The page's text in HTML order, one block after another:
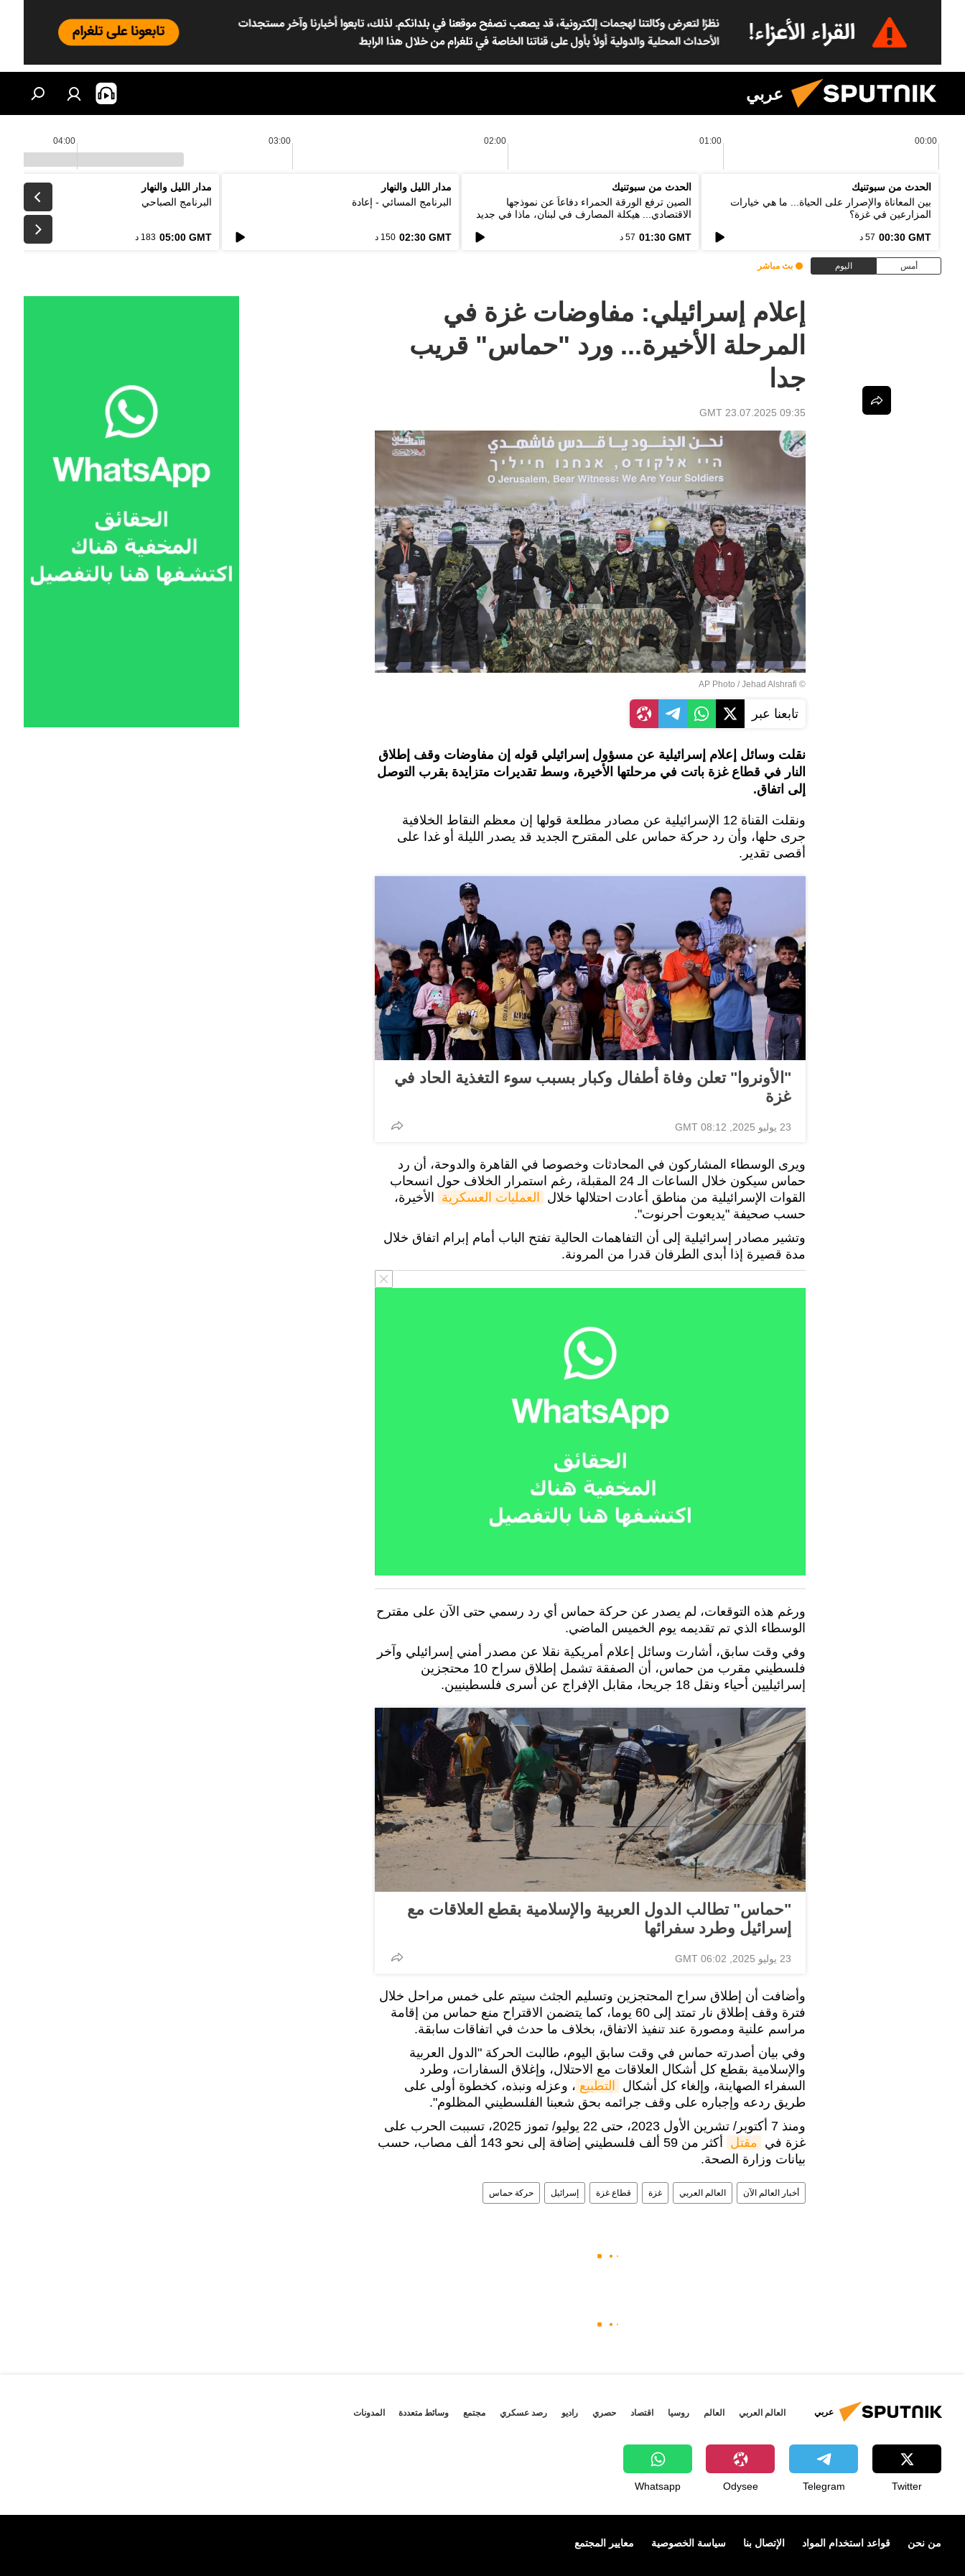
عربي
00:00
01:00
02:00
03:00
04:00
الحدث من سبوتنيك
بين المعاناة والإصرار على الحياة... ما هي خيارات
المزارعين في غزة؟
00:30 GMT 57 د
الحدث من سبوتنيك
الصين ترفع الورقة الحمراء دفاعاً عن نموذجها
الاقتصادي... هيكلة المصارف في لبنان، ماذا في جديد
01:30 GMT 57 د
مدار الليل والنهار
البرنامج المسائي - إعادة
02:30 GMT 150 د
مدار الليل والنهار
البرنامج الصباحي
05:00 GMT 183 د
أمس اليوم بث مباشر
إعلام إسرائيلي: مفاوضات غزة في
المرحلة الأخيرة... ورد "حماس" قريب
جدا
09:35 GMT 23.07.2025
© AP Photo / Jehad Alshrafi
تابعنا عبر
نقلت وسائل إعلام إسرائيلية عن مسؤول إسرائيلي قوله إن مفاوضات وقف إطلاق
النار في قطاع غزة باتت في مرحلتها الأخيرة، وسط تقديرات متزايدة بقرب التوصل
إلى اتفاق.
ونقلت القناة 12 الإسرائيلية عن مصادر مطلعة قولها إن معظم النقاط الخلافية
جرى حلها، وأن رد حركة حماس على المقترح الجديد قد يصدر الليلة أو غدا على
أقصى تقدير.
"الأونروا" تعلن وفاة أطفال وكبار بسبب سوء التغذية الحاد في
غزة
23 يوليو 2025, 08:12 GMT
ويرى الوسطاء المشاركون في المحادثات وخصوصا في القاهرة والدوحة، أن رد
حماس سيكون خلال الساعات الـ 24 المقبلة، رغم استمرار الخلاف حول انسحاب
القوات الإسرائيلية من مناطق أعادت احتلالها خلال
العمليات العسكرية
الأخيرة،
حسب صحيفة "يديعوت أحرنوت".
وتشير مصادر إسرائيلية إلى أن التفاهمات الحالية تفتح الباب أمام إبرام اتفاق خلال
مدة قصيرة إذا أبدى الطرفان قدرا من المرونة.
ورغم هذه التوقعات، لم يصدر عن حركة حماس أي رد رسمي حتى الآن على مقترح
الوسطاء الذي تم تقديمه يوم الخميس الماضي.
وفي وقت سابق، أشارت وسائل إعلام أمريكية نقلا عن مصدر أمني إسرائيلي وآخر
فلسطيني مقرب من حماس، أن الصفقة تشمل إطلاق سراح 10 محتجزين
إسرائيليين أحياء ونقل 18 جريحا، مقابل الإفراج عن أسرى فلسطينيين.
"حماس" تطالب الدول العربية والإسلامية بقطع العلاقات مع
إسرائيل وطرد سفرائها
23 يوليو 2025, 06:02 GMT
وأضافت أن إطلاق سراح المحتجزين وتسليم الجثث سيتم على خمس مراحل خلال
فترة وقف إطلاق نار تمتد إلى 60 يوما، كما يتضمن الاقتراح منع حماس من إقامة
مراسم علنية ومصورة عند تنفيذ الاتفاق، بخلاف ما حدث في اتفاقات سابقة.
وفي بيان أصدرته حماس في وقت سابق اليوم، طالبت الحركة "الدول العربية
والإسلامية بقطع كل أشكال العلاقات مع الاحتلال، وإغلاق السفارات، وطرد
السفراء الصهاينة، وإلغاء كل أشكال
التطبيع ، وعزله ونبذه، كخطوة أولى على
طريق ردعه وإجباره على وقف جرائمه بحق شعبنا الفلسطيني المظلوم".
ومنذ 7 أكتوبر/ تشرين الأول 2023، حتى 22 يوليو/ تموز 2025، تسببت الحرب على
غزة في مقتل
أكثر من 59 ألف فلسطيني إضافة إلى نحو 143 ألف مصاب، حسب
بيانات وزارة الصحة.
أخبار العالم الآن العالم العربي غزة قطاع غزة إسرائيل حركة حماس
عربي العالم العربي العالم روسيا اقتصاد حصري راديو رصد عسكري مجتمع وسائط متعددة المدونات
Twitter
Telegram
Odysee
Whatsapp
من نحن قواعد استخدام المواد الإتصال بنا سياسة الخصوصية معايير المجتمع